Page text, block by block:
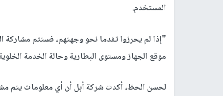
المستخدم.
"إذا لم يحرزوا تقدما نحو وجهتهم، فستتم مشاركة
موقع الجهاز ومستوى البطارية وحالة الخدمة
لحسن الحظ، أكدت شركة أبل أن أي معلومات يتم